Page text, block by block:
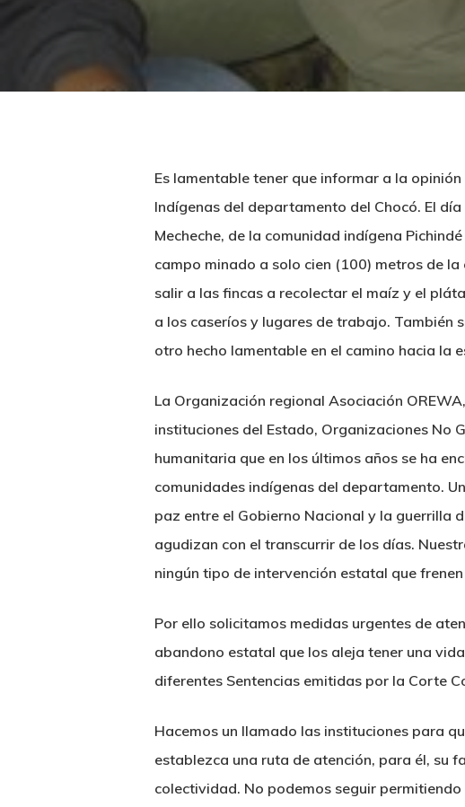
Es lamentable tener que informar a la
Indígenas del departamento del Chocó. El
Mecheche, de la comunidad indígena
campo minado a solo cien (100) metros de
salir a las fincas a recolectar el maíz y el
a los caseríos y lugares de trabajo. También
otro hecho lamentable en el camino hacia la
La Organización regional Asociación
instituciones del Estado, Organizaciones No
humanitaria que en los últimos años se ha
comunidades indígenas del departamento.
paz entre el Gobierno Nacional y la guerrilla
agudizan con el transcurrir de los días.
ningún tipo de intervención estatal que
Por ello solicitamos medidas urgentes de
abandono estatal que los aleja tener una
diferentes Sentencias emitidas por la Corte
Hacemos un llamado las instituciones para
establezca una ruta de atención, para él, su
colectividad. No podemos seguir